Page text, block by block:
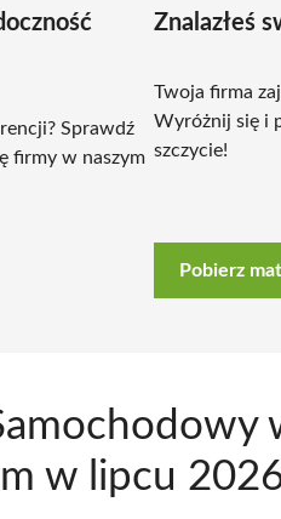
Sprawdź
firmy w naszym
Znalazłeś
Twoja firma
Wyróżnij się i
szczycie!
Pobierz
w lipcu